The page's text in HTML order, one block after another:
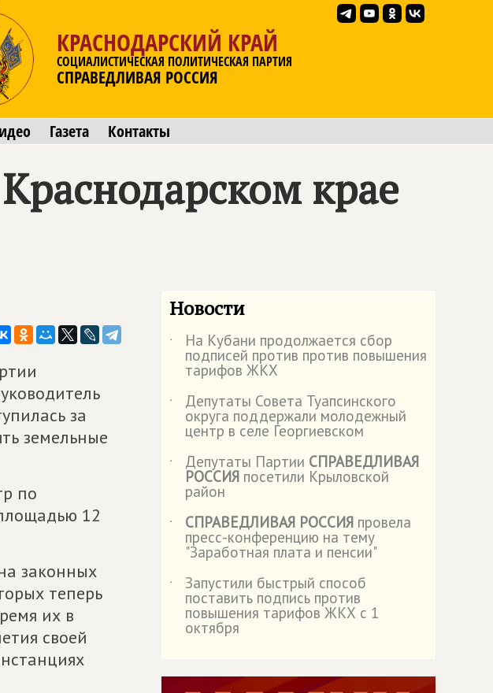
КРАСНОДАРСКИЙ КРАЙ
СОЦИАЛИСТИЧЕСКАЯ ПОЛИТИЧЕСКАЯ ПАРТИЯ
СПРАВЕДЛИВАЯ РОССИЯ
Газета Контакты
крае
за
земельные
по
12
законных
теперь
их в
своей
Новости
˙ На Кубани продолжается сбор
подписей против против повышения
тарифов ЖКХ
˙
Депутаты Совета Туапсинского
округа поддержали молодежный
центр в селе Георгиевском
˙
Депутаты Партии СПРАВЕДЛИВАЯ
РОССИЯ посетили Крыловской
район
˙
СПРАВЕДЛИВАЯ РОССИЯ провела
пресс-конференцию на тему
"Заработная плата и пенсии"
˙
Запустили быстрый способ
поставить подпись против
повышения тарифов ЖКХ с 1
октября